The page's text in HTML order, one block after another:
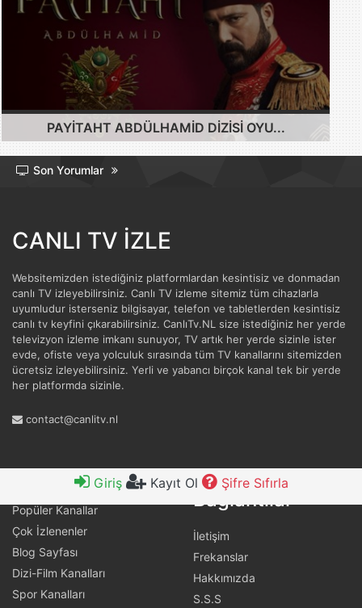
Giriş Kayıt Ol Şifre Sıfırla
PAYITAHT ABDÜLHAMID DIZISI OYU...
Son Yorumlar
CANLI TV İZLE
Websitemizden istediğiniz platformlardan kesintisiz ve donmadan
canlı TV izleyebilirsiniz. Canlı TV izleme sitemiz tüm cihazlarla
uyumludur isterseniz bilgisayar, telefon ve tabletlerden kesintisiz
canlı tv keyfini çıkarabilirsiniz. CanlıTv.NL size istediğiniz her yerde
televizyon izleme imkanı sunuyor, TV artık her yerde sizinle ister
evde, ofiste veya yolculuk sırasında tüm TV kanallarını sitemizden
ücretsiz izleyebilirsiniz. Yerli ve yabancı birçok kanal tek bir yerde
her platformda sizinle.
contact@canlitv.nl
Hızlı Bağlantılar
Popüler Kanallar
Çok İzlenenler
Blog Sayfası
Dizi-Film Kanalları
Spor Kanalları
Faydalı
Bağlantılar
İletişim
Frekanslar
Hakkımızda
S.S.S